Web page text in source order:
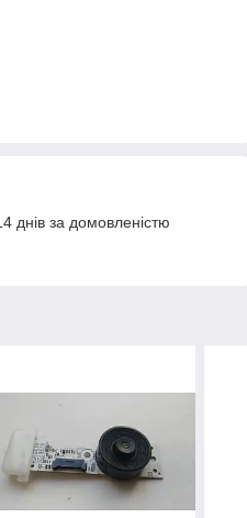
днів за домовленістю